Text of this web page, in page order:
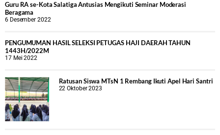
Guru RA se-Kota Salatiga Antusias Mengikuti Seminar Moderasi
Beragama
6 Desember 2022
PENGUMUMAN HASIL SELEKSI PETUGAS HAJI DAERAH TAHUN
1443H/2022M
17 Mei 2022
Ratusan Siswa MTsN 1 Rembang Ikuti Apel Hari Santri
22 Oktober 2023